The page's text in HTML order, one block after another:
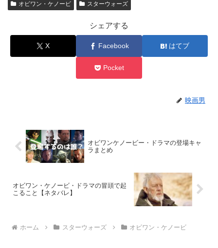
オビワン・ケノービ スターウォーズ
シェアする
X Facebook はてブ
Pocket
映画男
オビワンケノービー・ドラマの登場キャ
ラまとめ
オビワン・ケノービ・ドラマの冒頭で起
こること【ネタバレ】
ホーム スターウォーズ オビワン・ケノービ